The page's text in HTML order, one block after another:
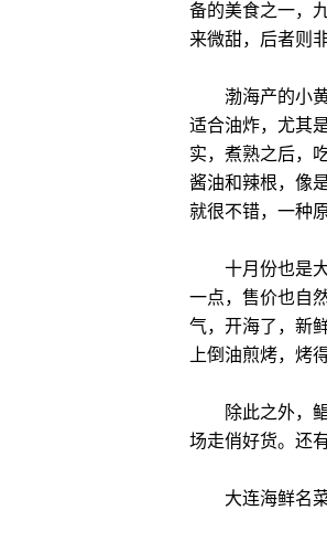
备的美食之一，
来微甜，后者则
渤海产的小黄
适合油炸，尤其
实，煮熟之后，
酱油和辣根，像
就很不错，一种
十月份也是大
一点，售价也自
气，开海了，新
上倒油煎烤，烤
除此之外，鲳
场走俏好货。还
大连海鲜名菜